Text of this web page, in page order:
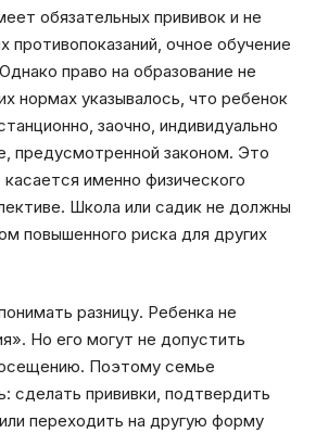
обязательных прививок и не
противопоказаний, очное обучение
право на образование не
нормах указывалось, что ребенок
заочно, индивидуально
предусмотренной законом. Это
именно физического
Школа или садик не должны
повышенного риска для других
разницу. Ребенка не
Но его могут не допустить
Поэтому семье
сделать прививки, подтвердить
переходить на другую форму